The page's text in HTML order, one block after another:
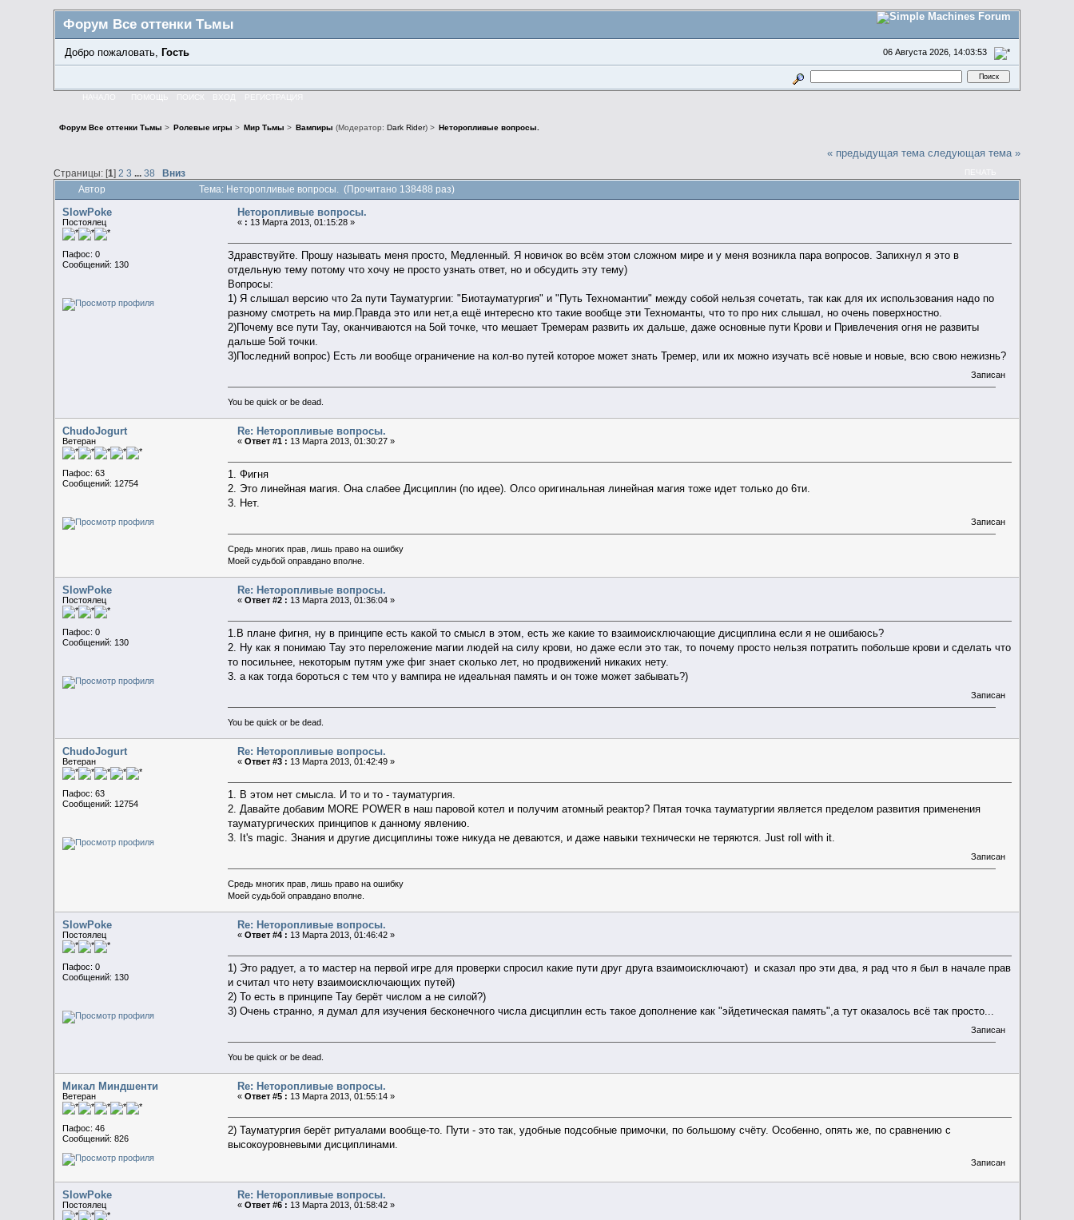
Форум Все оттенки Тьмы
06 Августа 2026, 14:03:53
Добро пожаловать, Гость
НАЧАЛО ПОМОЩЬ ПОИСК ВХОД РЕГИСТРАЦИЯ
Форум Все оттенки Тьмы > Ролевые игры > Мир Тьмы > Вампиры (Модератор:Dark Rider) > Неторопливые вопросы.
« предыдущая тема следующая тема »
Страницы: [1] 2 3 ...38 Вниз ПЕЧАТЬ
Автор Тема: Неторопливые вопросы. (Прочитано 138488 раз)
SlowPoke
Постоялец
Пафос: 0
Сообщений: 130
Неторопливые вопросы.
« : 13 Марта 2013, 01:15:28 »
Здравствуйте. Прошу называть меня просто, Медленный. Я новичок во всём этом сложном мире и у меня возникла пара вопросов. Запихнул я это в
отдельную тему потому что хочу не просто узнать ответ, но и обсудить эту тему)
Вопросы:
1) Я слышал версию что 2а пути Тауматургии: "Биотауматургия" и "Путь Техномантии" между собой нельзя сочетать, так как для их использования надо по
разному смотреть на мир.Правда это или нет,а ещё интересно кто такие вообще эти Техноманты, что то про них слышал, но очень поверхностно.
2)Почему все пути Тау, оканчиваются на 5ой точке, что мешает Тремерам развить их дальше, даже основные пути Крови и Привлечения огня не развиты
дальше 5ой точки.
3)Последний вопрос) Есть ли вообще ограничение на кол-во путей которое может знать Тремер, или их можно изучать всё новые и новые, всю свою нежизнь?
Записан
You be quick or be dead.
ChudoJogurt
Ветеран
Пафос: 63
Сообщений: 12754
Re: Неторопливые вопросы.
«Ответ #1 : 13 Марта 2013, 01:30:27 »
1. Фигня
2. Это линейная магия. Она слабее Дисциплин (по идее). Олсо оригинальная линейная магия тоже идет только до 6ти.
3. Нет.
Записан
Средь многих прав, лишь право на ошибку
Моей судьбой оправдано вполне.
SlowPoke
Постоялец
Пафос: 0
Сообщений: 130
Re: Неторопливые вопросы.
«Ответ #2 : 13 Марта 2013, 01:36:04 »
1.В плане фигня, ну в принципе есть какой то смысл в этом, есть же какие то взаимоисключающие дисциплина если я не ошибаюсь?
2. Ну как я понимаю Тау это переложение магии людей на силу крови, но даже если это так, то почему просто нельзя потратить побольше крови и сделать что
то посильнее, некоторым путям уже фиг знает сколько лет, но продвижений никаких нету.
3. а как тогда бороться с тем что у вампира не идеальная память и он тоже может забывать?)
Записан
You be quick or be dead.
ChudoJogurt
Ветеран
Пафос: 63
Сообщений: 12754
Re: Неторопливые вопросы.
«Ответ #3 : 13 Марта 2013, 01:42:49 »
1. В этом нет смысла. И то и то - тауматургия.
2. Давайте добавим MORE POWER в наш паровой котел и получим атомный реактор? Пятая точка тауматургии является пределом развития применения
тауматургических принципов к данному явлению.
3. It's magic. Знания и другие дисциплины тоже никуда не деваются, и даже навыки технически не теряются. Just roll with it.
Записан
Средь многих прав, лишь право на ошибку
Моей судьбой оправдано вполне.
SlowPoke
Постоялец
Пафос: 0
Сообщений: 130
Re: Неторопливые вопросы.
«Ответ #4 : 13 Марта 2013, 01:46:42 »
1) Это радует, а то мастер на первой игре для проверки спросил какие пути друг друга взаимоисключают) и сказал про эти два, я рад что я был в начале прав
и считал что нету взаимоисключающих путей)
2) То есть в принципе Тау берёт числом а не силой?)
3) Очень странно, я думал для изучения бесконечного числа дисциплин есть такое дополнение как "эйдетическая память",а тут оказалось всё так просто...
Записан
You be quick or be dead.
Микал Миндшенти
Ветеран
Пафос: 46
Сообщений: 826
Re: Неторопливые вопросы.
«Ответ #5 : 13 Марта 2013, 01:55:14 »
2) Тауматургия берёт ритуалами вообще-то. Пути - это так, удобные подсобные примочки, по большому счёту. Особенно, опять же, по сравнению с
высокоуровневыми дисциплинами.
Записан
SlowPoke
Постоялец
Re: Неторопливые вопросы.
«Ответ #6 : 13 Марта 2013, 01:58:42 »